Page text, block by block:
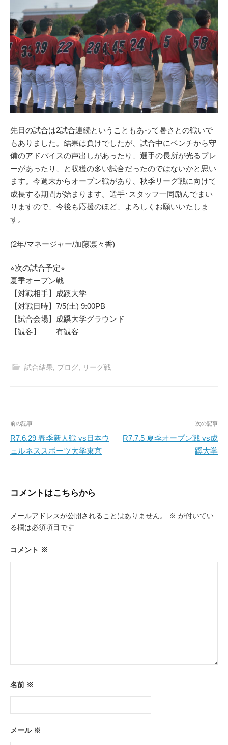
先日の試合は2試合連続ということもあって暑さとの戦いで
もありました。結果は負けでしたが、試合中にベンチから守
備のアドバイスの声出しがあったり、選手の長所が光るプレ
ーがあったり、と収穫の多い試合だったのではないかと思い
ます。今週末からオープン戦があり、秋季リーグ戦に向けて
成長する期間が始まります。選手･スタッフ一同励んでまい
りますので、今後も応援のほど、よろしくお願いいたしま
す。
(2年/マネージャー/加藤凛々香)
⭐︎次の試合予定⭐︎
夏季オープン戦
【対戦相手】成蹊大学
【対戦日時】7/5(土) 9:00PB
【試合会場】成蹊大学グラウンド
【観客】 有観客
試合結果 ブログ リーグ戦
投
稿
ナ
ゲ
シ
ョ
ン
前の記事
R7.6.29 春季新人戦 vs日本ウ
ェルネススポーツ大学東京
次の記事
R7.7.5 夏季オープン戦 vs成
蹊大学
コメントはこちらから
メールアドレスが公開されることはありません。 ※ が付いてい
る欄は必須項目です
コメント ※
名前 ※
メール ※